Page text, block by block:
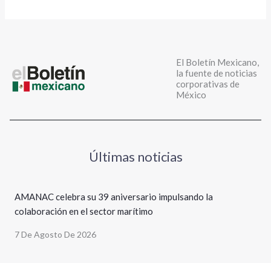
El Boletín Mexicano,
la fuente de noticias
corporativas de
México
Últimas noticias
AMANAC celebra su 39 aniversario impulsando la
colaboración en el sector marítimo
7 De Agosto De 2026